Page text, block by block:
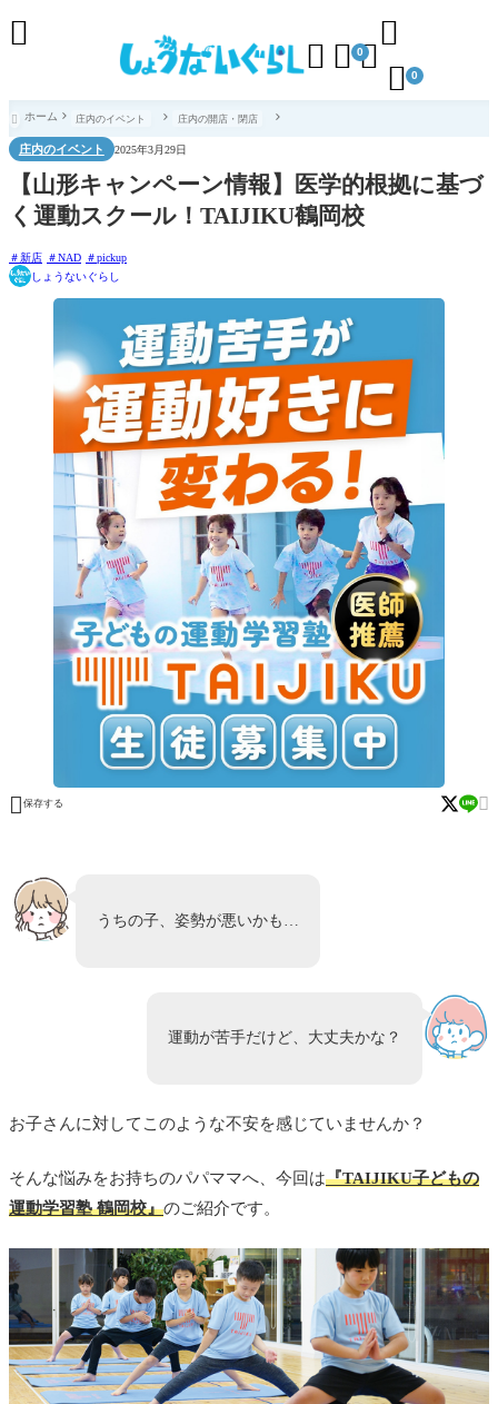
  0

 0

 ホーム 庄内のイベント 庄内の開店・閉店
庄内のイベント 2025年3月29日
【山形キャンペーン情報】医学的根拠に基づ
く運動スクール！TAIJIKU鶴岡校
新店 NAD
pickup
しょうないぐらし
 保存する 
うちの子、姿勢が悪いかも…
運動が苦手だけど、大丈夫かな？
お子さんに対してこのような不安を感じていませんか？
そんな悩みをお持ちのパパママへ、今回は『TAIJIKU子どもの
運動学習塾 鶴岡校』のご紹介です。